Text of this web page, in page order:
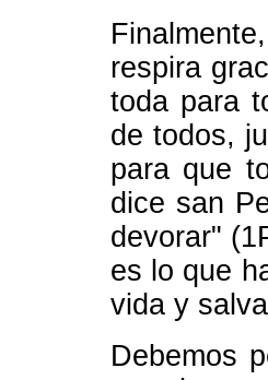
respira
toda para
de todos,
para que
dice san
devorar"
es lo que
vida y
Debemos